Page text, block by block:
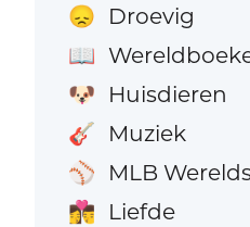
😞 Droevig
📖
🐶 Huisdieren
🎸 Muziek
⚾ MLB
👩‍❤️‍💋‍👨 Liefde